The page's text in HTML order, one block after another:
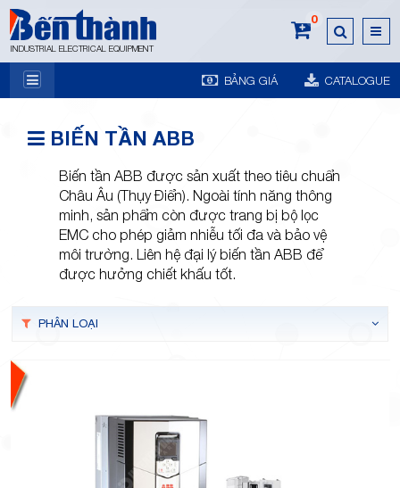
INDUSTRIAL ELECTRICAL EQUIPMENT
0
BẢNG GIÁ CATALOGUE
7A
Trương
Minh
BIẾN TẦN ABB
Biến tần ABB được sản xuất theo tiêu chuẩn
Châu Âu (Thụy Điển). Ngoài tính năng thông
minh, sản phẩm còn được trang bị bộ lọc
EMC cho phép giảm nhiễu tối đa và bảo vệ
môi trường. Liên hệ đại lý biến tần ABB để
được hưởng chiết khấu tốt.
PHÂN LOẠI